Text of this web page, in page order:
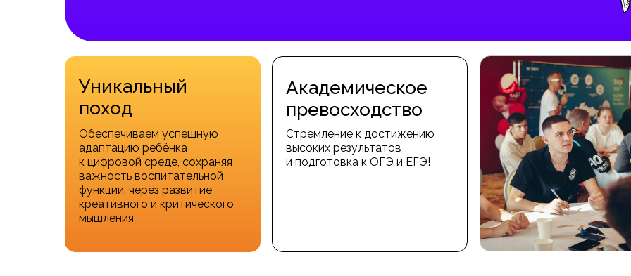
Академическое
превосходство
Стремление к достижению
высоких результатов
и подготовка к ОГЭ и ЕГЭ!
Уникальный
поход
Обеспечиваем успешную
адаптацию ребёнка
к цифровой среде, сохраняя
важность воспитательной
функции, через развитие
креативного и критического
мышления.